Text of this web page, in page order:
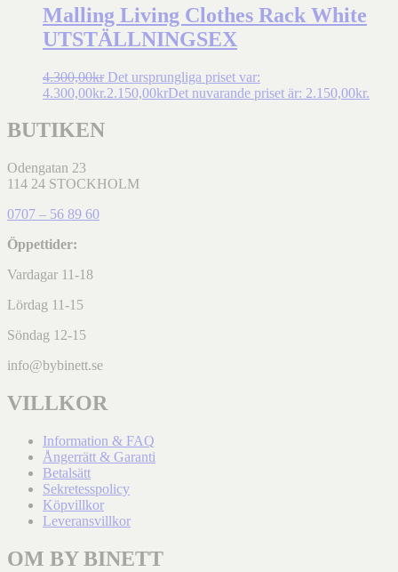
Malling Living Clothes Rack White
UTSTÄLLNINGSEX
4.300,00kr Det ursprungliga priset var:
4.300,00kr.2.150,00krDet nuvarande priset är: 2.150,00kr.
BUTIKEN
Odengatan 23
114 24 STOCKHOLM
0707 – 56 89 60
Öppettider:
Vardagar 11-18
Lördag 11-15
Söndag 12-15
info@bybinett.se
VILLKOR
Information & FAQ
Ångerrätt & Garanti
Betalsätt
Sekretesspolicy
Köpvillkor
Leveransvillkor
OM BY BINETT